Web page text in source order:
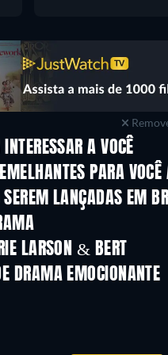
A VOCÊ
PARA Série
SEREM LANÇADAS EMSérie
LARSON & BERT
DRAMA EMOCIONANTE